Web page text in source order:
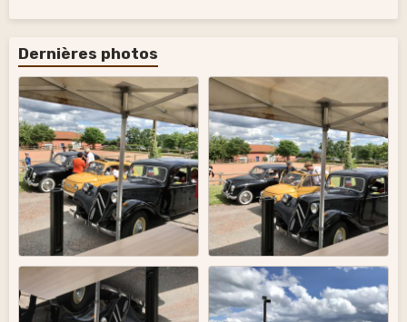
Dernières photos